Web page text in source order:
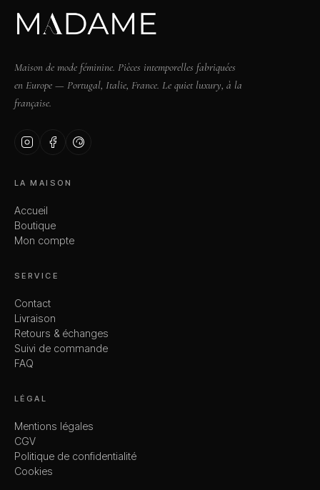
Maison de mode féminine. Pièces intemporelles fabriquées
en Europe — Portugal, Italie, France. Le quiet luxury, à la
française.
LA MAISON
Accueil
Boutique
Mon compte
SERVICE
Contact
Livraison
Retours & échanges
Suivi de commande
FAQ
LÉGAL
Mentions légales
CGV
Politique de confidentialité
Cookies